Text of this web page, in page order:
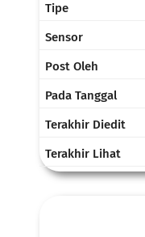
Tipe
Sensor
Post Oleh
Pada Tanggal
Terakhir Diedit
Terakhir Lihat